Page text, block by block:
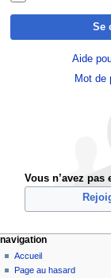
Se
Aide
Mot de
Vous n’avez pas
navigation
Accueil
Page au hasard